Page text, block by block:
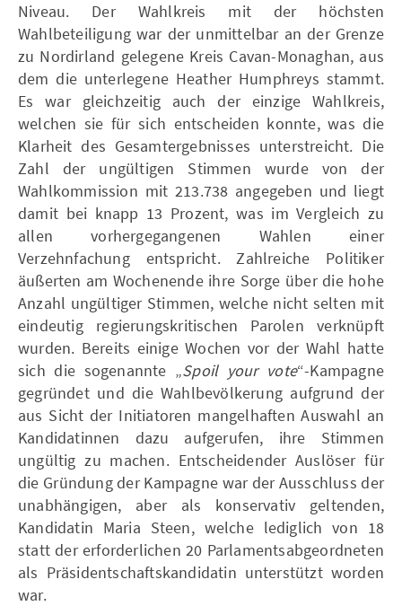
Niveau. Der Wahlkreis mit der höchsten
Wahlbeteiligung war der unmittelbar an der Grenze
zu Nordirland gelegene Kreis Cavan-Monaghan, aus
dem die unterlegene Heather Humphreys stammt.
Es war gleichzeitig auch der einzige Wahlkreis,
welchen sie für sich entscheiden konnte, was die
Klarheit des Gesamtergebnisses unterstreicht. Die
Zahl der ungültigen Stimmen wurde von der
Wahlkommission mit 213.738 angegeben und liegt
damit bei knapp 13 Prozent, was im Vergleich zu
allen vorhergegangenen Wahlen einer
Verzehnfachung entspricht. Zahlreiche Politiker
äußerten am Wochenende ihre Sorge über die hohe
Anzahl ungültiger Stimmen, welche nicht selten mit
eindeutig regierungskritischen Parolen verknüpft
wurden. Bereits einige Wochen vor der Wahl hatte
sich die sogenannte „Spoil your vote“-Kampagne
gegründet und die Wahlbevölkerung aufgrund der
aus Sicht der Initiatoren mangelhaften Auswahl an
Kandidatinnen dazu aufgerufen, ihre Stimmen
ungültig zu machen. Entscheidender Auslöser für
die Gründung der Kampagne war der Ausschluss der
unabhängigen, aber als konservativ geltenden,
Kandidatin Maria Steen, welche lediglich von 18
statt der erforderlichen 20 Parlamentsabgeordneten
als Präsidentschaftskandidatin unterstützt worden
war.